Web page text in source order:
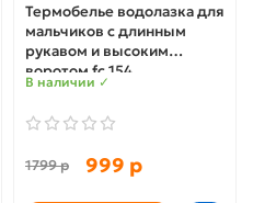
Термобелье водолазка для
мальчиков с длинным
рукавом и высоким
воротом fc 154
В наличии ✓
1799 р 999 р